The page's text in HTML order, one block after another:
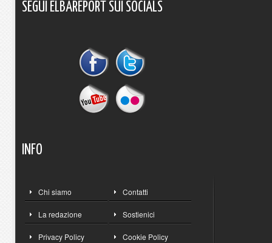
SEGUI ELBAREPORT SUI SOCIALS
INFO
Chi siamo Contatti
La redazione Sostienici
Privacy Policy Cookie Policy